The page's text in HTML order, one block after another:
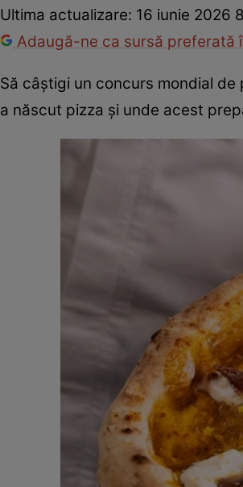
Ultima actualizare: 16 iunie 2026
Adaugă-ne ca sursă preferată
Să câștigi un concurs mondial
a născut pizza și unde acest